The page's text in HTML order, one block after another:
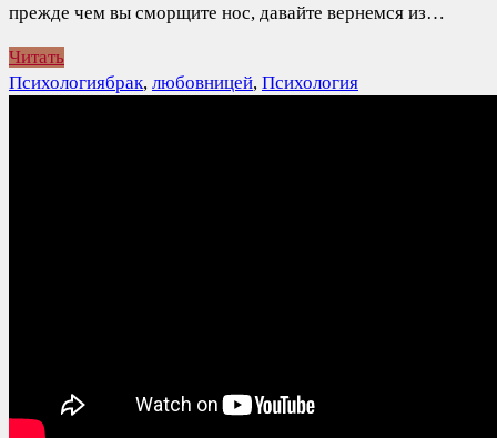
прежде чем вы сморщите нос, давайте вернемся из…
Читать
Психологиябрак, любовницей, Психология